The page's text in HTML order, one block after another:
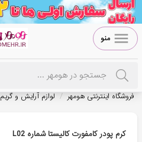
منو
فروشگاه اینترنتی هومهر / لوازم آرایش و گریم
کرم پودر کامفورت کالیستا شماره L02